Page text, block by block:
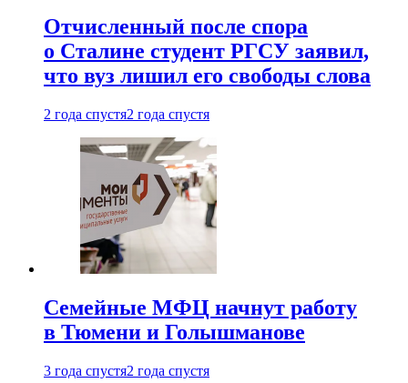
Отчисленный после спора
о Сталине студент РГСУ заявил,
что вуз лишил его свободы слова
2 года спустя2 года спустя
Семейные МФЦ начнут работу
в Тюмени и Голышманове
3 года спустя2 года спустя